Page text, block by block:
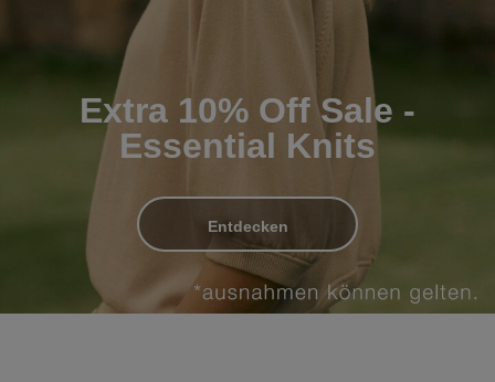
Extra 10% Off Sale -
Essential Knits
Entdecken